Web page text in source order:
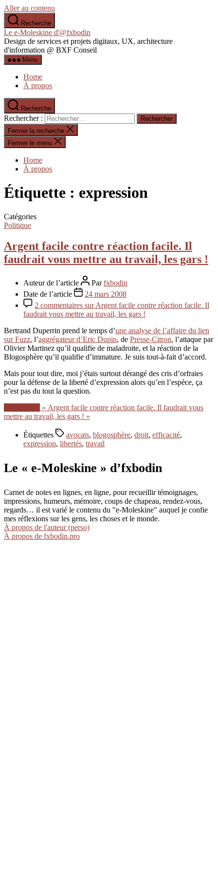
Aller au contenu
Recherche
Le e-Moleskine d'@fxbodin
Design de services et projets digitaux, UX, architecture
d'information @ BXF Conseil
Menu
Home
À propos
Recherche
Rechercher :
Fermer la recherche
Fermer le menu
Home
À propos
Étiquette : expression
Catégories
Politique
Argent facile contre réaction facile. Il
faudrait vous mettre au travail, les gars !
Auteur de l’article Parfxbodin
Date de l’article
24 mars 2008
2 commentaires sur Argent facile contre réaction facile. Il
faudrait vous mettre au travail, les gars !
Bertrand Duperrin prend le temps d’une analyse de l’affaire du lien
sur Fuzz, l’aggrégateur d’Eric Dupin, de Presse-Citron, l’attaque par
Olivier Martinez qu’il qualifie de maladroite, et la réaction de la
Blogosphère qu’il qualifie d’immature. Je suis tout-à-fait d’accord.
Mais pour tout dire, moi j’étais surtout dérangé des cris d’orfraies
pour la défense de la liberté d’expression alors qu’en l’espèce, ça
n’est pas du tout la question.
« Argent facile contre réaction facile. Il faudrait vous
mettre au travail, les gars ! »
Étiquettes avocats, blogosphère, droit, efficacité,
expression, libertés, travail
Le « e-Moleskine » d’fxbodin
Carnet de notes en lignes, en ligne, pour recueillir témoignages,
impressions, humeurs, mémoire, coups de chapeau, rendez-vous,
regards… il est varié le contenu du "e-Moleskine" auquel je confie
mes réflexions sur les gens, les choses et le monde.
À propos de l'auteur (perso)
À propos de fxbodin.pro